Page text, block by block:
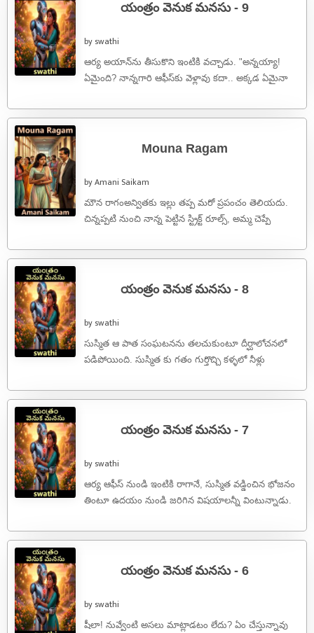
యంత్రం వెనుక మనసు - 9
by swathi
ఆర్య అయాన్‌ను తీసుకొని ఇంటికి వచ్చాడు. "అన్నయ్యా!
ఏమైంది? నాన్నగారి ఆఫీస్‌కు వెళ్లావు కదా.. అక్కడ ఏమైనా
...
Mouna Ragam
by Amani Saikam
మౌన రాగంఅన్వితకు ఇల్లు తప్ప మరో ప్రపంచం తెలియదు.
చిన్నప్పటి నుంచి నాన్న పెట్టిన స్ట్రిక్ట్ రూల్స్, అమ్మ చెప్పే
యంత్రం వెనుక మనసు - 8
by swathi
సుస్మిత ఆ పాత సంఘటనను తలచుకుంటూ దీర్ఘాలోచనలో
పడిపోయింది. సుస్మిత కు గతం గుర్తొచ్చి కళ్ళలో నీళ్లు
యంత్రం వెనుక మనసు - 7
by swathi
ఆర్య ఆఫీస్ నుండి ఇంటికి రాగానే, సుస్మిత వడ్డించిన భోజనం
తింటూ ఉదయం నుండి జరిగిన విషయాలన్నీ వింటున్నాడు.
యంత్రం వెనుక మనసు - 6
by swathi
షీలా! నువ్వేంటి అసలు మాట్లాడటం లేదు? ఏం చేస్తున్నావు